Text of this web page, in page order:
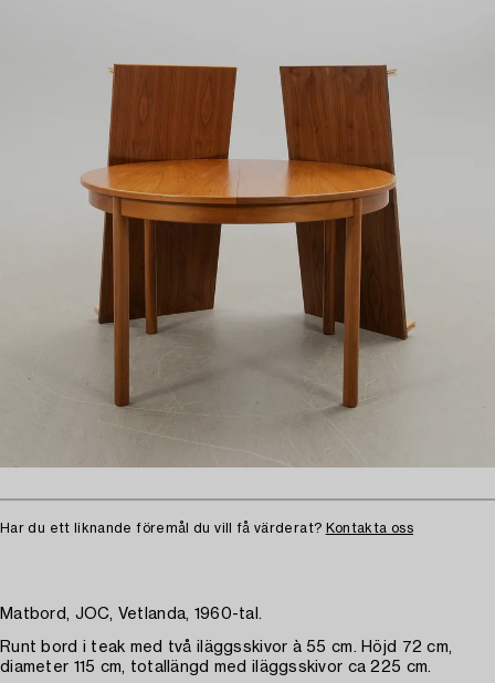
Har du ett liknande föremål du vill få värderat? Kontakta oss
Matbord, JOC, Vetlanda, 1960-tal.
Runt bord i teak med två iläggsskivor à 55 cm. Höjd 72 cm,
diameter 115 cm, totallängd med iläggsskivor ca 225 cm.